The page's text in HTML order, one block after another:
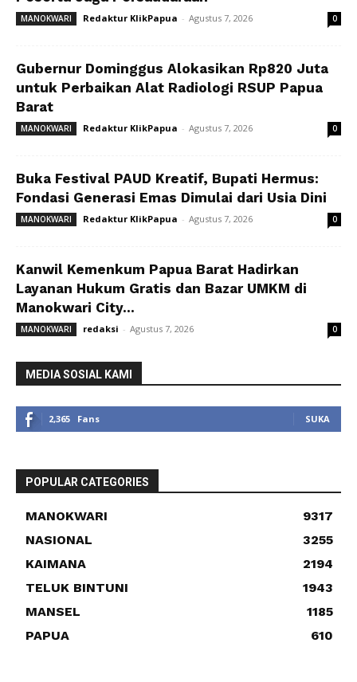
MANOKWARI Redaktur KlikPapua - Agustus 7, 2026 0
Gubernur Dominggus Alokasikan Rp820 Juta
untuk Perbaikan Alat Radiologi RSUP Papua
Barat
MANOKWARI Redaktur KlikPapua - Agustus 7, 2026 0
Buka Festival PAUD Kreatif, Bupati Hermus:
Fondasi Generasi Emas Dimulai dari Usia Dini
MANOKWARI Redaktur KlikPapua - Agustus 7, 2026 0
Kanwil Kemenkum Papua Barat Hadirkan
Layanan Hukum Gratis dan Bazar UMKM di
Manokwari City...
MANOKWARI redaksi - Agustus 7, 2026 0
MEDIA SOSIAL KAMI
2,365 Fans SUKA
POPULAR CATEGORIES
MANOKWARI
9317
NASIONAL
3255
KAIMANA
2194
TELUK BINTUNI
1943
MANSEL
1185
PAPUA
610